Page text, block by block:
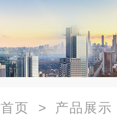
首页 > 产品展示